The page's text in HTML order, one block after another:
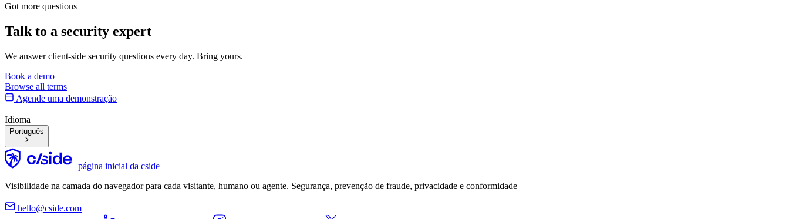
Got more questions
Talk to a security expert
We answer client-side security questions every day. Bring yours.
Book a demo
Browse all terms
Agende uma demonstração
Idioma
Português
página inicial da cside
Visibilidade na camada do navegador para cada visitante, humano ou agente. Segurança, prevenção de fraude, privacidade e conformidade
hello@cside.com